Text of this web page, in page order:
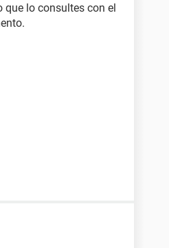
que lo consultes con el